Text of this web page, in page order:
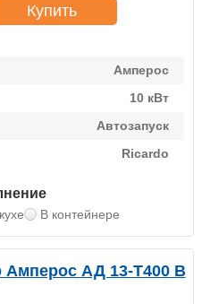
Амперос
10 кВт
Автозапуск
Ricardo
В контейнере
Купить
Амперос АД 13-Т400 B